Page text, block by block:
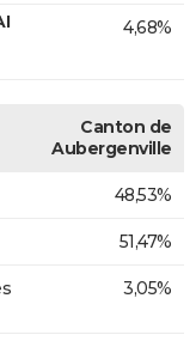
4,68%
Canton de
Aubergenville
48,53%
51,47%
3,05%